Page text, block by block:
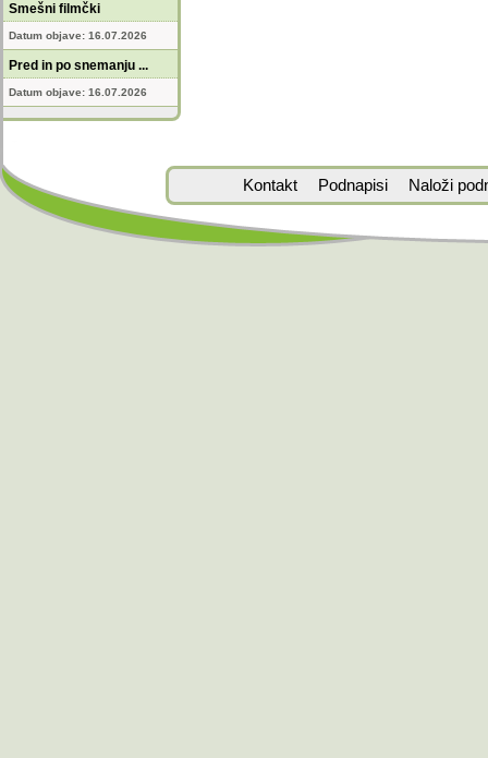
Smešni filmčki
Datum objave: 16.07.2026
Pred in po snemanju ...
Datum objave: 16.07.2026
Kontakt Podnapisi Naloži